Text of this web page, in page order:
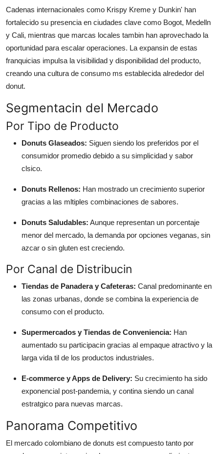
Cadenas internacionales como Krispy Kreme y Dunkin' han
fortalecido su presencia en ciudades clave como Bogot, Medelln
y Cali, mientras que marcas locales tambin han aprovechado la
oportunidad para escalar operaciones. La expansin de estas
franquicias impulsa la visibilidad y disponibilidad del producto,
creando una cultura de consumo ms establecida alrededor del
donut.
Segmentacin del Mercado
Por Tipo de Producto
Donuts Glaseados: Siguen siendo los preferidos por el
consumidor promedio debido a su simplicidad y sabor
clsico.
Donuts Rellenos: Han mostrado un crecimiento superior
gracias a las mltiples combinaciones de sabores.
Donuts Saludables: Aunque representan un porcentaje
menor del mercado, la demanda por opciones veganas, sin
azcar o sin gluten est creciendo.
Por Canal de Distribucin
Tiendas de Panadera y Cafeteras: Canal predominante en
las zonas urbanas, donde se combina la experiencia de
consumo con el producto.
Supermercados y Tiendas de Conveniencia: Han
aumentado su participacin gracias al empaque atractivo y la
larga vida til de los productos industriales.
E-commerce y Apps de Delivery: Su crecimiento ha sido
exponencial post-pandemia, y contina siendo un canal
estratgico para nuevas marcas.
Panorama Competitivo
El mercado colombiano de donuts est compuesto tanto por